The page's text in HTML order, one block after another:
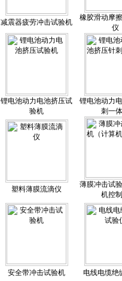
减震器疲劳冲击试验机
橡胶滑动摩
仪
锂电池动力电池挤压试
验机
锂电池动力
刺一
塑料薄膜流滴仪
薄膜冲击试
机控
安全带冲击试验机 电线电缆绝